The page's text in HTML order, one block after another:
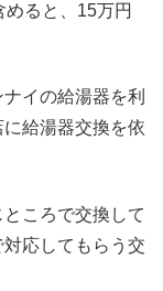
ると、15万円
イの給湯器を利
給湯器交換を依
ころで交換して
応してもらう交